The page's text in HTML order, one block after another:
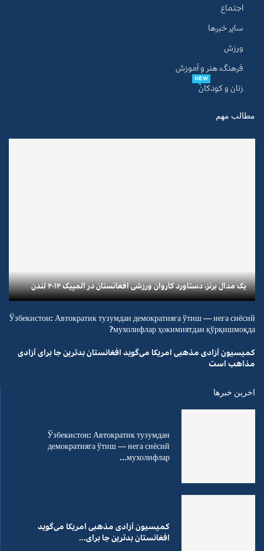
اجتماع
سایر خبرها
ورزش
فرهنگ، هنر و آموزش
زنان و کودکان
NEW
مطالب مهم
یک مدال برنز، دستاورد کاروان ورزشی افغانستان در المپیک ۲۰۱۲ لندن
Ўзбекистон: Автократик тузумдан демократияга ўтиш — нега сиёсий
мухолифлар ҳокимиятдан қўрқишмоқда?
کمیسیون آزادی مذهبی امریکا می‌گوید افغانستان بدترین جا برای آزادی
مذاهب است
اخرین خبرها
Ўзбекистон: Автократик тузумдан
демократияга ўтиш — нега сиёсий
мухолифлар...
کمیسیون آزادی مذهبی امریکا می‌گوید
افغانستان بدترین جا برای...